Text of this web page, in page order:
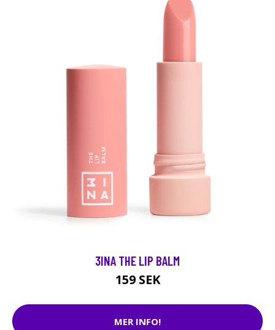
3INA THE LIP BALM
159 SEK
MER INFO!